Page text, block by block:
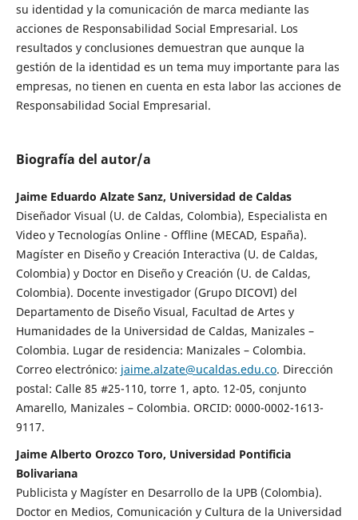
su identidad y la comunicación de marca mediante las
acciones de Responsabilidad Social Empresarial. Los
resultados y conclusiones demuestran que aunque la
gestión de la identidad es un tema muy importante para las
empresas, no tienen en cuenta en esta labor las acciones de
Responsabilidad Social Empresarial.
Biografía del autor/a
Jaime Eduardo Alzate Sanz, Universidad de Caldas
Diseñador Visual (U. de Caldas, Colombia), Especialista en
Video y Tecnologías Online - Offline (MECAD, España).
Magíster en Diseño y Creación Interactiva (U. de Caldas,
Colombia) y Doctor en Diseño y Creación (U. de Caldas,
Colombia). Docente investigador (Grupo DICOVI) del
Departamento de Diseño Visual, Facultad de Artes y
Humanidades de la Universidad de Caldas, Manizales –
Colombia. Lugar de residencia: Manizales – Colombia.
Correo electrónico: jaime.alzate@ucaldas.edu.co. Dirección
postal: Calle 85 #25-110, torre 1, apto. 12-05, conjunto
Amarello, Manizales – Colombia. ORCID: 0000-0002-1613-
9117.
Jaime Alberto Orozco Toro, Universidad Pontificia
Bolivariana
Publicista y Magíster en Desarrollo de la UPB (Colombia).
Doctor en Medios, Comunicación y Cultura de la Universidad